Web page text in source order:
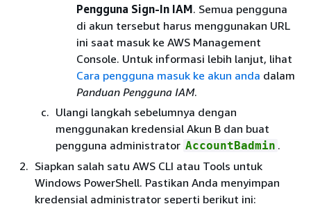
Pengguna Sign-In IAM. Semua pengguna
di akun tersebut harus menggunakan URL
ini saat masuk ke AWS Management
Console. Untuk informasi lebih lanjut, lihat
Cara pengguna masuk ke akun anda dalam
Panduan Pengguna IAM.
Ulangi langkah sebelumnya dengan
menggunakan kredensial Akun B dan buat
pengguna administrator AccountBadmin .
Siapkan salah satu AWS CLI atau Tools untuk
Windows PowerShell. Pastikan Anda menyimpan
kredensial administrator seperti berikut ini: